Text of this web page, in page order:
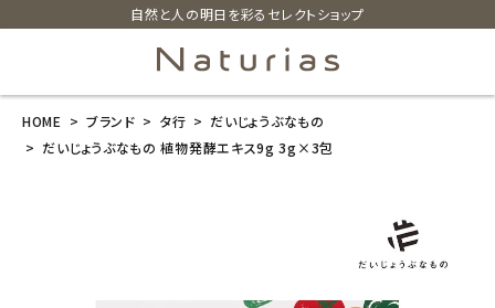
自然と人の明日を彩るセレクトショップ
search
HOME ブランド タ行
だいじょうぶなもの
だいじょうぶなもの 植物発酵エキス9g 3g×3包